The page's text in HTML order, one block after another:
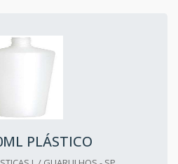
PLÁSTICO